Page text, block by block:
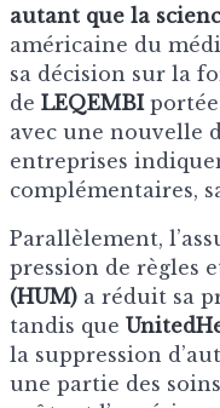
autant que la
américaine du
sa décision sur la
de LEQEMBI
avec une nouvelle
entreprises
complémentaires,
Parallèlement,
pression de règles
(HUM) a réduit sa
tandis que
la suppression
une partie des